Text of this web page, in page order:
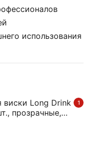
использования
1
виски Long Drink
прозрачные,
серия